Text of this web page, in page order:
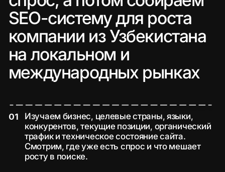
на 200%
международные рынки, связав
SEO, Pinterest и Google Ads.
Рост продаж за первый
посмотреть все кейсы 👀